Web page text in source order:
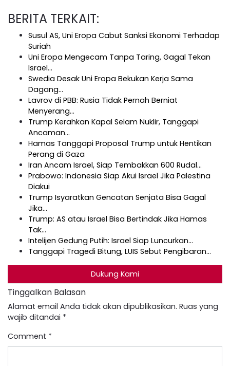
BERITA TERKAIT:
Susul AS, Uni Eropa Cabut Sanksi Ekonomi Terhadap
Suriah
Uni Eropa Mengecam Tanpa Taring, Gagal Tekan
Israel…
Swedia Desak Uni Eropa Bekukan Kerja Sama
Dagang…
Lavrov di PBB: Rusia Tidak Pernah Berniat
Menyerang…
Trump Kerahkan Kapal Selam Nuklir, Tanggapi
Ancaman…
Hamas Tanggapi Proposal Trump untuk Hentikan
Perang di Gaza
Iran Ancam Israel, Siap Tembakkan 600 Rudal…
Prabowo: Indonesia Siap Akui Israel Jika Palestina
Diakui
Trump Isyaratkan Gencatan Senjata Bisa Gagal
Jika…
Trump: AS atau Israel Bisa Bertindak Jika Hamas
Tak…
Intelijen Gedung Putih: Israel Siap Luncurkan…
Tanggapi Tragedi Bitung, LUIS Sebut Pengibaran…
Dukung Kami
Tinggalkan Balasan
Alamat email Anda tidak akan dipublikasikan. Ruas yang
wajib ditandai *
Comment *